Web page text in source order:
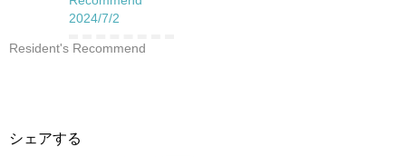
2024/7/2
Resident's Recommend
シェアする